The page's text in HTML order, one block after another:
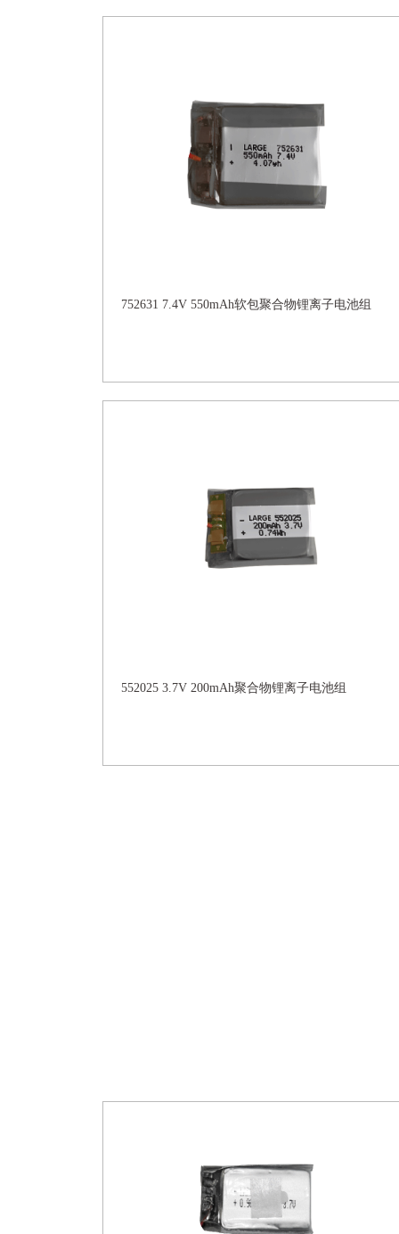
752631 7.4V 550mAh软包聚合物锂离子电池组
552025 3.7V 200mAh聚合物锂离子电池组